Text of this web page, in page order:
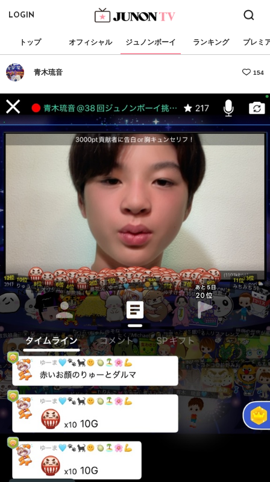
LOGIN
トップ オフィシャル ジュノンボーイ ランキング プレミ
青木琉音 154